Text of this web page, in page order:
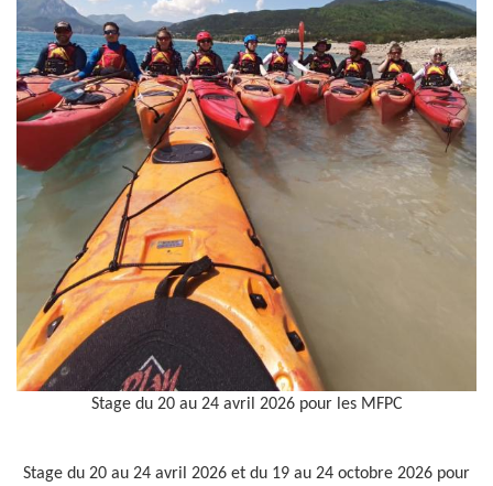
Stage du 20 au 24 avril 2026 pour les MFPC
Stage du 20 au 24 avril 2026 et du 19 au 24 octobre 2026 pour